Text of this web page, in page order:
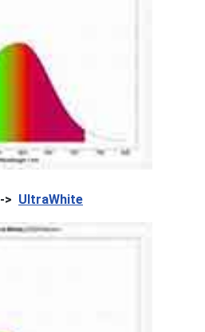
> UltraWhite